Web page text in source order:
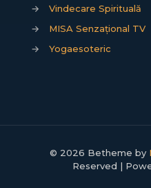
→
Vindecare Spirituală
→
MISA Senzațional TV
→
Yogaesoteric
© 2026 Betheme by
Reserved |